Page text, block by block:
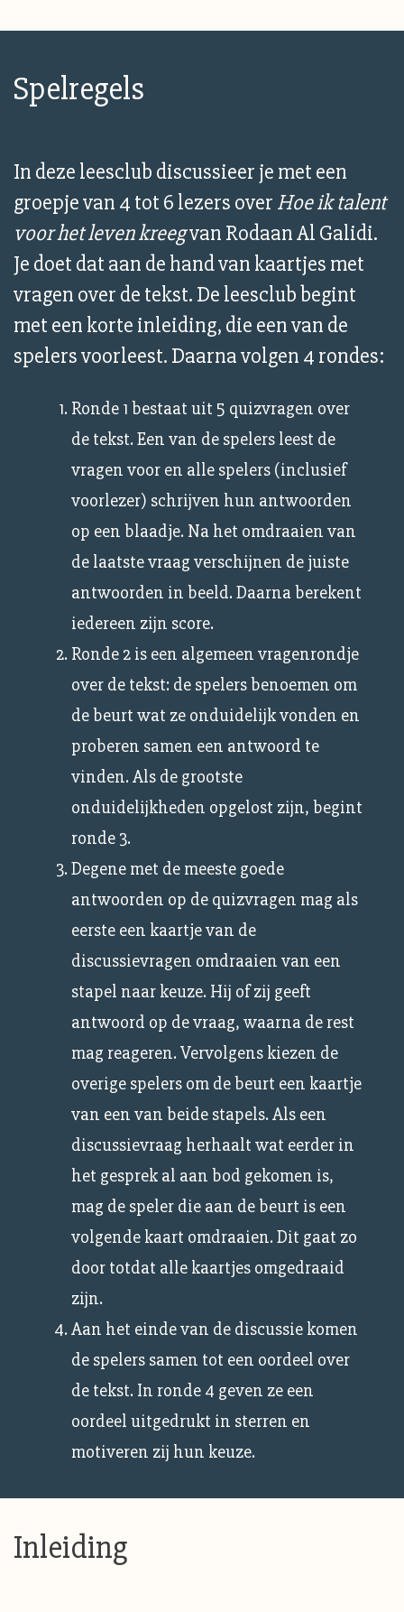
Spelregels
In deze leesclub discussieer je met een
groepje van 4 tot 6 lezers over Hoe ik talent
voor het leven kreegvan Rodaan Al Galidi.
Je doet dat aan de hand van kaartjes met
vragen over de tekst. De leesclub begint
met een korte inleiding, die een van de
spelers voorleest. Daarna volgen 4 rondes:
Ronde 1 bestaat uit 5 quizvragen over
de tekst. Een van de spelers leest de
vragen voor en alle spelers (inclusief
voorlezer) schrijven hun antwoorden
op een blaadje. Na het omdraaien van
de laatste vraag verschijnen de juiste
antwoorden in beeld. Daarna berekent
iedereen zijn score.
Ronde 2 is een algemeen vragenrondje
over de tekst: de spelers benoemen om
de beurt wat ze onduidelijk vonden en
proberen samen een antwoord te
vinden. Als de grootste
onduidelijkheden opgelost zijn, begint
ronde 3.
Degene met de meeste goede
antwoorden op de quizvragen mag als
eerste een kaartje van de
discussievragen omdraaien van een
stapel naar keuze. Hij of zij geeft
antwoord op de vraag, waarna de rest
mag reageren. Vervolgens kiezen de
overige spelers om de beurt een kaartje
van een van beide stapels. Als een
discussievraag herhaalt wat eerder in
het gesprek al aan bod gekomen is,
mag de speler die aan de beurt is een
volgende kaart omdraaien. Dit gaat zo
door totdat alle kaartjes omgedraaid
zijn.
Aan het einde van de discussie komen
de spelers samen tot een oordeel over
de tekst. In ronde 4 geven ze een
oordeel uitgedrukt in sterren en
motiveren zij hun keuze.
Inleiding